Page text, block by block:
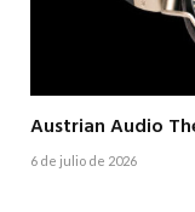
Austrian Audio
6 de julio de 2026